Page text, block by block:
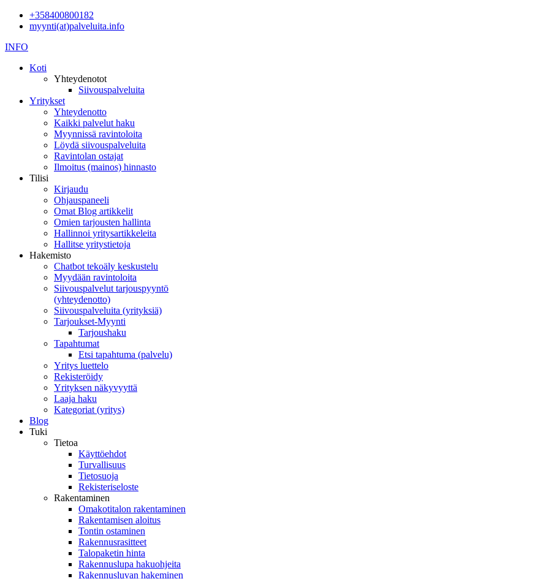
+358400800182
myynti(at)palveluita.info
INFO
Koti
Yhteydenotot
Siivouspalveluita
Yritykset
Yhteydenotto
Kaikki palvelut haku
Myynnissä ravintoloita
Löydä siivouspalveluita
Ravintolan ostajat
Ilmoitus (mainos) hinnasto
Tilisi
Kirjaudu
Ohjauspaneeli
Omat Blog artikkelit
Omien tarjousten hallinta
Hallinnoi yritysartikkeleita
Hallitse yritystietoja
Hakemisto
Chatbot tekoäly keskustelu
Myydään ravintoloita
Siivouspalvelut tarjouspyyntö
(yhteydenotto)
Siivouspalveluita (yrityksiä)
Tarjoukset-Myynti
Tarjoushaku
Tapahtumat
Etsi tapahtuma (palvelu)
Yritys luettelo
Rekisteröidy
Yrityksen näkyvyyttä
Laaja haku
Kategoriat (yritys)
Blog
Tuki
Tietoa
Käyttöehdot
Turvallisuus
Tietosuoja
Rekisteriseloste
Rakentaminen
Omakotitalon rakentaminen
Rakentamisen aloitus
Tontin ostaminen
Rakennusrasitteet
Talopaketin hinta
Rakennuslupa hakuohjeita
Rakennusluvan hakeminen